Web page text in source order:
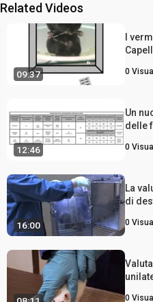
Related Videos
09:37
I
0
12:46
Un
delle
(IBB)
0
16:00
La
di
0
0